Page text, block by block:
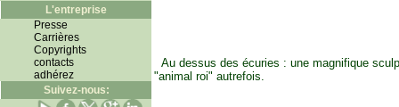
L'entreprise
Presse
Carrières
Copyrights
contacts
adhérez
Suivez-nous:
Au dessus des écuries : une magnifique
"animal roi" autrefois.